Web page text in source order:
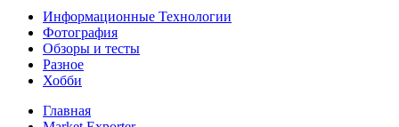
Информационные Технологии
Фотография
Обзоры и тесты
Разное
Хобби
Главная